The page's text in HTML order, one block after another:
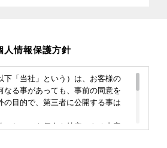
人情報保護方針
下「当社」という）は、お客様の
なる事があっても、事前の同意を
の目的で、第三者に公開する事は
においても個人を特定できる内容